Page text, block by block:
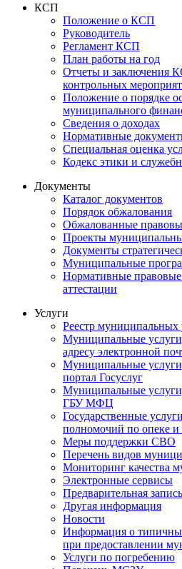
КСП
Положение о КСП
Руководитель
Регламент КСП
План работы на год
Отчеты и заключения
контрольных
Положение о порядке
муниципального
Сведения о доходах
Нормативные
Специальная оценка
Кодекс этики и
Документы
Каталог документов
Порядок обжалования
Обжалованные
Проекты
Документы
Муниципальные
Нормативные
аттестации
Услуги
Реестр муниципальных
Муниципальные
адресу электронной
Муниципальные
портал Госуслуг
Муниципальные
ГБУ МФЦ
Государственные
полномочий по опеке и
Меры поддержки СВО
Перечень видов
Мониторинг качества
Электронные сервисы
Предварительная запись
Другая информация
Новости
Информация о
при предоставлении
Услуги по погребению